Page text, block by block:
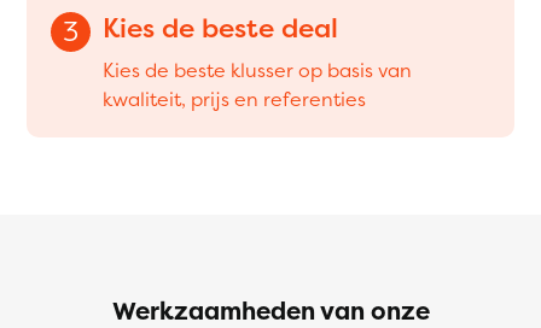
3 Kies de beste deal
Kies de beste klusser op basis van
kwaliteit, prijs en referenties
Werkzaamheden van onze